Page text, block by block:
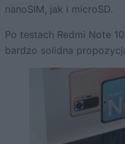
nanoSIM, jak i microSD.
Po testach Redmi Note
bardzo solidna